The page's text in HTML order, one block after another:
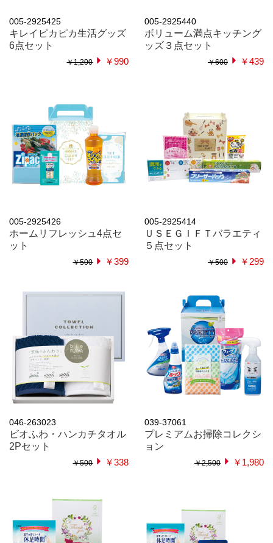
005-2925425
キレイピカピカ生活グッズ
6点セット
￥1,200 ￥990
005-2925440
ボリューム満点キッチング
ッズ３点セット
￥600 ￥439
005-2925426
ホームリフレッシュ4点セ
ット
￥500 ￥399
005-2925414
ＵＳＥＧＩＦＴバラエティ
５点セット
￥500 ￥299
046-263023
ビオふわ・ハンカチタオル
2Pセット
￥500 ￥338
039-37061
プレミアムお掃除コレクシ
ョン
￥2,500 ￥1,980